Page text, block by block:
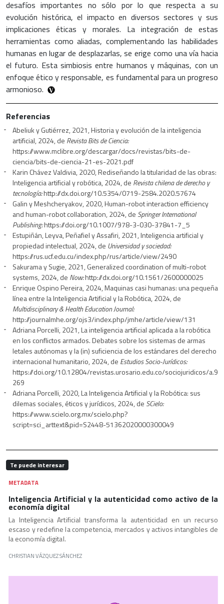
desafíos importantes no sólo por lo que respecta a su
evolución histórica, el impacto en diversos sectores y sus
implicaciones éticas y morales. La integración de estas
herramientas como aliadas, complementando las habilidades
humanas en lugar de desplazarlas, se erige como una vía hacia
el futuro. Esta simbiosis entre humanos y máquinas, con un
enfoque ético y responsable, es fundamental para un progreso
armonioso.
Referencias
Abeliuk y Gutiérrez, 2021, Historia y evolución de la inteligencia
artificial, 2024, de Revista Bits de Ciencia:
https://www.mclibre.org/descargar/docs/revistas/bits-de-
ciencia/bits-de-ciencia-21-es-2021.pdf
Karin Chávez Valdivia, 2020, Rediseñando la titularidad de las obras:
Inteligencia artificial y robótica, 2024, de Revista chilena de derecho y
tecnología:http://dx.doi.org/10.5354/0719-2584.2020.57674
Galin y Meshcheryakov, 2020, Human-robot interaction efficiency
and human-robot collaboration, 2024, de Springer International
Publishing:https://doi.org/10.1007/978-3-030-37841-7_5
Estupiñán, Leyva, Peñafiel y Assafiri, 2021, Inteligencia artificial y
propiedad intelectual, 2024, de Universidad y sociedad:
https://rus.ucf.edu.cu/index.php/rus/article/view/2490
Sakurama y Sugie, 2021, Generalized coordination of multi-robot
systems, 2024, de Now:http://dx.doi.org/10.1561/2600000025
Enrique Ospino Pereira, 2024, Maquinas casi humanas: una pequeña
línea entre la Inteligencia Artificial y la Robótica, 2024, de
Multidisciplinary & Health Education Journal:
http://journalmhe.org/ojs3/index.php/jmhe/article/view/131
Adriana Porcelli, 2021, La inteligencia artificial aplicada a la robótica
en los conflictos armados. Debates sobre los sistemas de armas
letales autónomas y la (in) suficiencia de los estándares del derecho
internacional humanitario, 2024, de Estudios Socio-Jurídicos:
https://doi.org/10.12804/revistas.urosario.edu.co/sociojuridicos/a.9
269
Adriana Porcelli, 2020, La Inteligencia Artificial y la Robótica: sus
dilemas sociales, éticos y jurídicos, 2024, de SCielo:
https://www.scielo.org.mx/scielo.php?
script=sci_arttext&pid=S2448-51362020000300049
Te puede interesar
METADATA
Inteligencia Artificial y la autenticidad como activo de la
economía digital
La Inteligencia Artificial transforma la autenticidad en un recurso
escaso y redefine la competencia, mercados y activos intangibles de
la economía digital.
CHRISTIAN VÁZQUEZ SÁNCHEZ